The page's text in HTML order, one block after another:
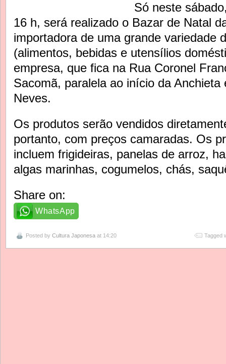
Só neste
16 h, será realizado o Bazar de Natal
importadora de uma grande variedade
(alimentos, bebidas e utensílios
empresa, que fica na Rua Coronel
Sacomã, paralela ao início da Anchieta
Neves.
Os produtos serão vendidos
portanto, com preços camaradas. Os
incluem frigideiras, panelas de arroz,
algas marinhas, cogumelos, chás,
Share on:
WhatsApp
Posted by Cultura Japonesa at 14:20 Tagged